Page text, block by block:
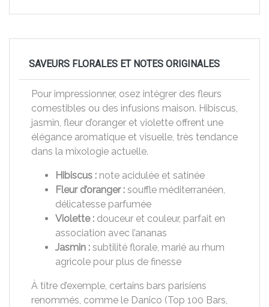
SAVEURS FLORALES ET NOTES ORIGINALES
Pour impressionner, osez intégrer des fleurs
comestibles ou des infusions maison. Hibiscus,
jasmin, fleur d’oranger et violette offrent une
élégance aromatique et visuelle, très tendance
dans la mixologie actuelle.
Hibiscus : note acidulée et satinée
Fleur d’oranger : souffle méditerranéen,
délicatesse parfumée
Violette : douceur et couleur, parfait en
association avec l’ananas
Jasmin : subtilité florale, marié au rhum
agricole pour plus de finesse
À titre d’exemple, certains bars parisiens
renommés, comme le Danico (Top 100 Bars,